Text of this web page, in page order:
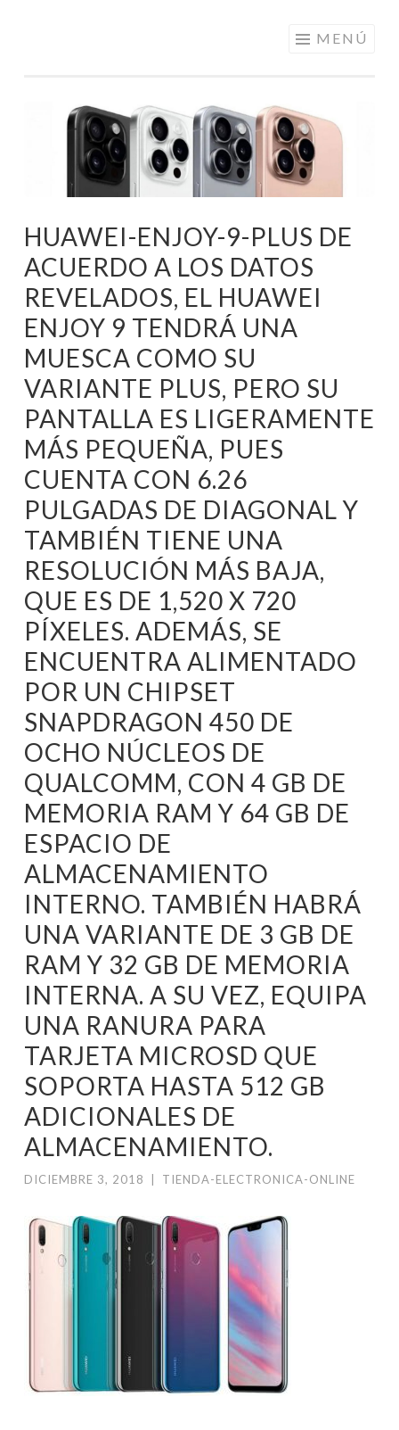
PRECIOS DE
ANDORRA
MENÚ
HUAWEI-ENJOY-9-PLUS DE
ACUERDO A LOS DATOS
REVELADOS, EL HUAWEI
ENJOY 9 TENDRÁ UNA
MUESCA COMO SU
VARIANTE PLUS, PERO SU
PANTALLA ES LIGERAMENTE
MÁS PEQUEÑA, PUES
CUENTA CON 6.26
PULGADAS DE DIAGONAL Y
TAMBIÉN TIENE UNA
RESOLUCIÓN MÁS BAJA,
QUE ES DE 1,520 X 720
PÍXELES. ADEMÁS, SE
ENCUENTRA ALIMENTADO
POR UN CHIPSET
SNAPDRAGON 450 DE
OCHO NÚCLEOS DE
QUALCOMM, CON 4 GB DE
MEMORIA RAM Y 64 GB DE
ESPACIO DE
ALMACENAMIENTO
INTERNO. TAMBIÉN HABRÁ
UNA VARIANTE DE 3 GB DE
RAM Y 32 GB DE MEMORIA
INTERNA. A SU VEZ, EQUIPA
UNA RANURA PARA
TARJETA MICROSD QUE
SOPORTA HASTA 512 GB
ADICIONALES DE
ALMACENAMIENTO.
DICIEMBRE 3, 2018 TIENDA-ELECTRONICA-ONLINE